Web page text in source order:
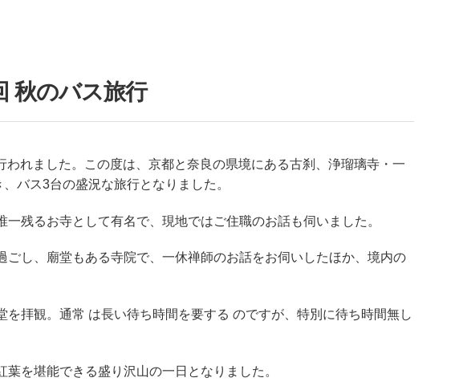
秋のバス旅行
れました。この度は、京都と奈良の県境にある古刹、浄瑠璃寺・一
バス3台の盛況な旅行となりました。
残るお寺として有名で、現地ではご住職のお話も伺いました。
し、廟堂もある寺院で、一休禅師のお話をお伺いしたほか、境内の
拝観。通常 は長い待ち時間を要する のですが、特別に待ち時間無し
を堪能できる盛り沢山の一日となりました。